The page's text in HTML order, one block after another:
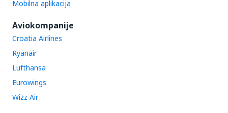
Mobilna aplikacija
Aviokompanije
Croatia Airlines
Ryanair
Lufthansa
Eurowings
Wizz Air